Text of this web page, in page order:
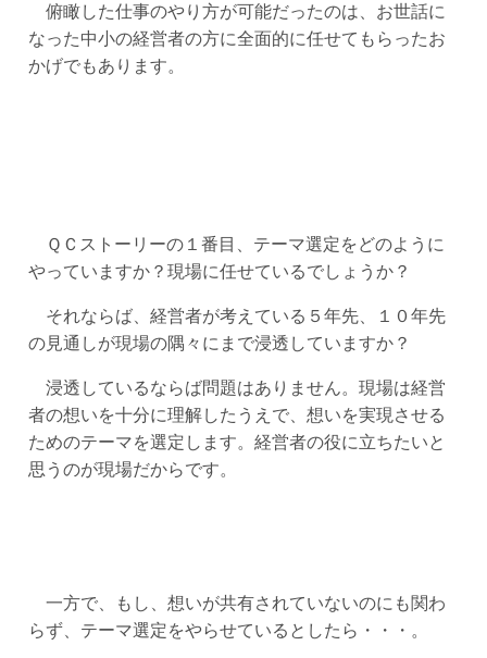
俯瞰した仕事のやり方が可能だったのは、お世話に
なった中小の経営者の方に全面的に任せてもらったお
かげでもあります。
ＱＣストーリーの１番目、テーマ選定をどのように
やっていますか？現場に任せているでしょうか？
それならば、経営者が考えている５年先、１０年先
の見通しが現場の隅々にまで浸透していますか？
浸透しているならば問題はありません。現場は経営
者の想いを十分に理解したうえで、想いを実現させる
ためのテーマを選定します。経営者の役に立ちたいと
思うのが現場だからです。
一方で、もし、想いが共有されていないのにも関わ
らず、テーマ選定をやらせているとしたら・・・。